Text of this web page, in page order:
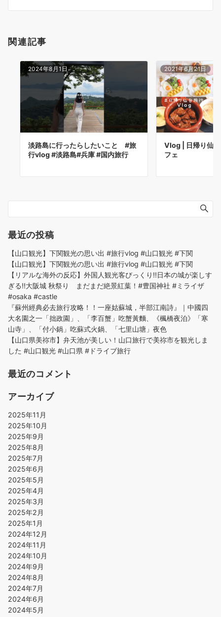
ン
関連記事
2024年8月1日
淡路島に行ったらしたいこと #旅
行vlog #淡路島#兵庫 #国内旅行
2021年6月21日
Vlog | 日帰り仙
フェ
最近の投稿
【山口観光】下関観光の思い出 #旅行vlog #山口観光 #下関
【山口観光】下関観光の思い出 #旅行vlog #山口観光 #下関
【リアルな海外の反応】外国人観光客びっくり!!日本の城が楽しす
ぎる!!大阪城 秋祭り まだまだ絶景紅葉！#豊国神社 #ミライザ
#osaka #castle
『蘇州經典必去旅行攻略！！一座姑蘇城，半部江南詩』｜中國四
大名園之一「拙政園」、「李百蟹」吃蟹黃麵、《楓橋夜泊》「寒
山寺」、「付小鍋」吃蘇式火鍋、「七里山塘」夜色
【山口県美祢市】弁天池が美しい！山口旅行で美祢市を観光しま
した #山口観光 #山口県 #ドライブ旅行
最近のコメント
アーカイブ
2025年11月
2025年10月
2025年9月
2025年8月
2025年7月
2025年6月
2025年5月
2025年4月
2025年3月
2025年2月
2025年1月
2024年12月
2024年11月
2024年10月
2024年9月
2024年8月
2024年7月
2024年6月
2024年5月